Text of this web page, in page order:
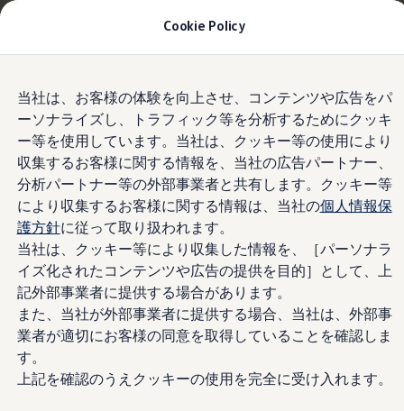
Cookie Policy
当社は、お客様の体験を向上させ、コンテンツや広告をパ
ーソナライズし、トラフィック等を分析するためにクッキ
ー等を使用しています。当社は、クッキー等の使用により
収集するお客様に関する情報を、当社の広告パートナー、
分析パートナー等の外部事業者と共有します。クッキー等
により収集するお客様に関する情報は、当社の個人情報保
護方針に従って取り扱われます。
当社は、クッキー等により収集した情報を、［パーソナラ
イズ化されたコンテンツや広告の提供を目的］として、上
記外部事業者に提供する場合があります。
また、当社が外部事業者に提供する場合、当社は、外部事
業者が適切にお客様の同意を取得していることを確認しま
す。
上記を確認のうえクッキーの使用を完全に受け入れます。
main
content
to
footer
Tiguan購入後、5年間の安心サポートが無償に
今すぐチェック
デジタルカタログ
セーフティ マイスター
デジタルカタログ
ID. Buzz
T-Cross
Tiguan
Golf
Golf GTI
Golf R
Golf Variant
Golf R Variant
Passat
ID.4
Polo
Polo GTI
Golf Touran
T-Roc R
フォルクスワーゲンマガジン
デジタルメータークラスター”Digital
Cockpit Pro”
“Digital Cockpit Pro”